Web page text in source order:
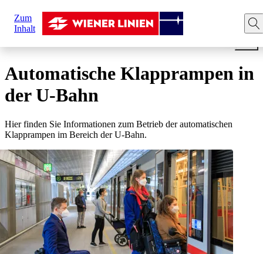
Zum
Inhalt
sind
hier:
Startseite Ihre Fahrt Barrierefreiheit
Automatische Klapprampen in
der U-Bahn
Hier finden Sie Informationen zum Betrieb der automatischen
Klapprampen im Bereich der U-Bahn.